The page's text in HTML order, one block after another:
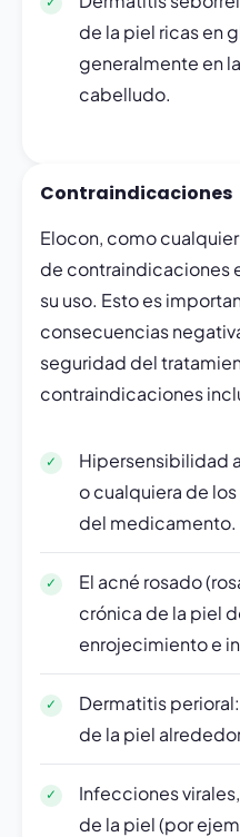
de la piel ricas en
generalmente en
cabelludo.
Contraindicaciones
Elocon, como
de contraindicaciones
su uso. Esto es
consecuencias
seguridad del
contraindicaciones
Hipersensibilidad
o cualquiera de
del medicamento.
El acné rosado
crónica de la piel
enrojecimiento e
Dermatitis
de la piel
Infecciones
de la piel (por